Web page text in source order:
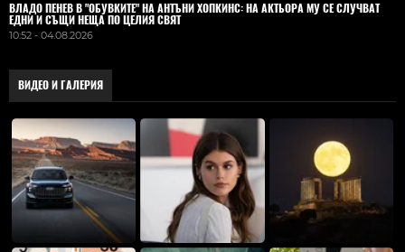
ВЛАДO ПЕНЕВ В "ОБУВКИТЕ" НА АНТЪНИ ХОПКИНС: НА АКТЬОРА МУ СЕ СЛУЧВАТ
ЕДНИ И СЪЩИ НЕЩА ПО ЦЕЛИЯ СВЯТ
10:52 - 04.08.2026
ВИДЕО И ГАЛЕРИЯ